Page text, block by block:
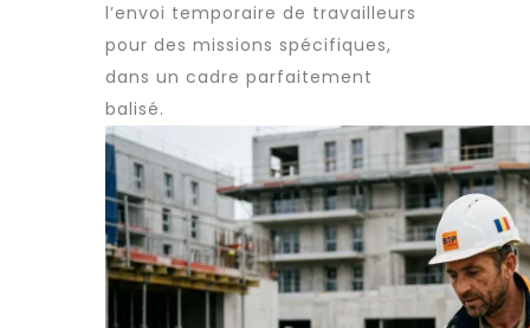
l’envoi temporaire de travailleurs
pour des missions spécifiques,
dans un cadre parfaitement
balisé.